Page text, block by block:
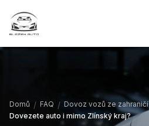
Domů FAQ
Dovoz vozů ze zahraničí
Dovezete auto i mimo Zlínský kraj?